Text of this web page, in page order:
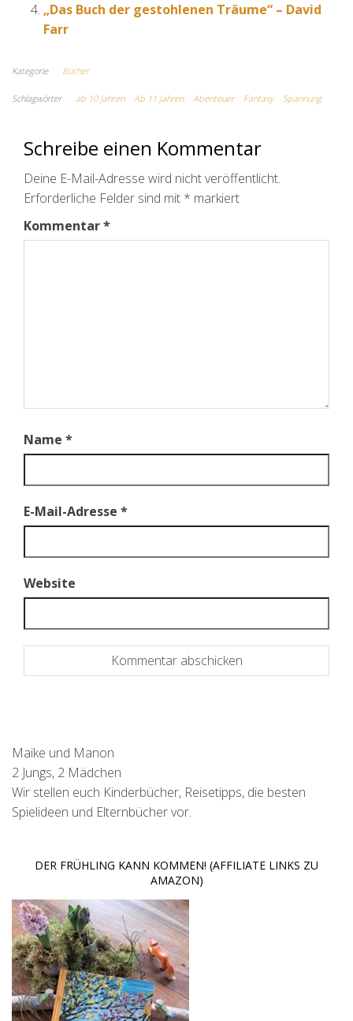
„Das Buch der gestohlenen Träume“ – David
Farr
Kategorie Bücher
Schlagwörter ab 10 Jahren Ab 11 Jahren Abenteuer Fantasy Spannung
Schreibe einen Kommentar
Deine E-Mail-Adresse wird nicht veröffentlicht.
Erforderliche Felder sind mit * markiert
Kommentar*
Name *
E-Mail-Adresse *
Website
Maike und Manon
2 Jungs, 2 Mädchen
Wir stellen euch Kinderbücher, Reisetipps, die besten
Spielideen und Elternbücher vor.
DER FRÜHLING KANN KOMMEN! (AFFILIATE LINKS ZU
AMAZON)